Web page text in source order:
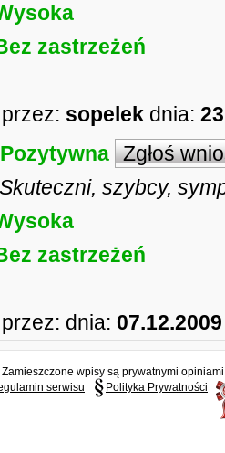
zastrzeżeń
sopelek dnia:
Pozytywna Zgłoś
Skuteczni, szybcy,
zastrzeżeń
dnia:
Zamieszczone wpisy są prywatnymi
serwisu
Polityka Prywatności